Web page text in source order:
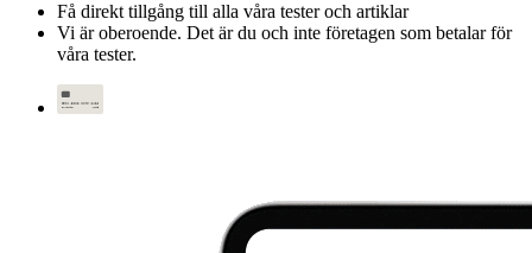
Få direkt tillgång till alla våra tester och artiklar
Vi är oberoende. Det är du och inte företagen som betalar för
våra tester.